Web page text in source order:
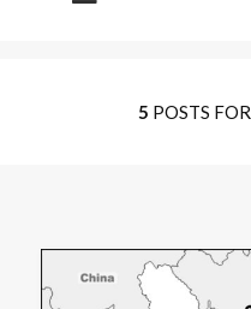
5 POSTS FOR